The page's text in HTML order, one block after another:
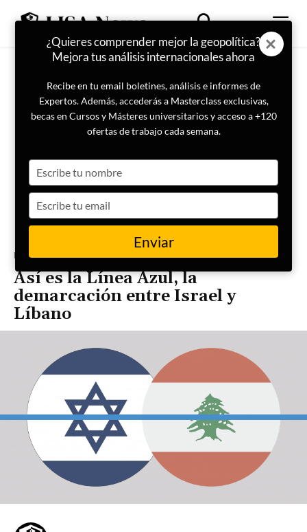
Portada Internacional
Así es la Línea Azul, la
demarcación entre Israel y
Líbano
¿Quieres comprender mejor la geopolítica?
Mejora tus análisis internacionales ahora
Recibe en tu email boletines, análisis e informes de
Expertos. Además, accederás a Masterclass exclusivas,
becas en Cursos y Másteres universitarios y acceso a +120
ofertas de trabajo cada semana.
your
name
your
email
Enviar